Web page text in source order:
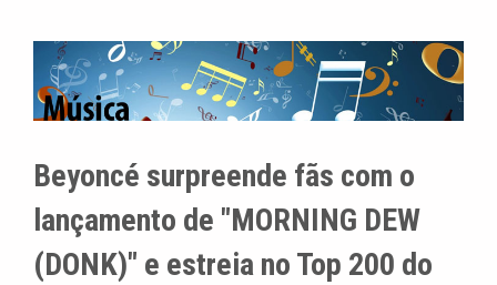
Beyoncé surpreende fãs com o
lançamento de "MORNING DEW
(DONK)" e estreia no Top 200 do